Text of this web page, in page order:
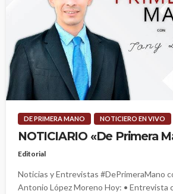
DE PRIMERA MANO NOTICIERO EN VIVO
NOTICIARIO «De Primera
Editorial
Noticias y Entrevistas #DePrimeraMano
Antonio López Moreno Hoy: • Entrevista